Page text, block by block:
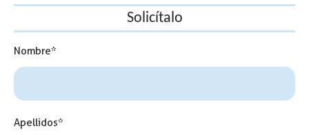
Solicítalo
Nombre*
Apellidos*